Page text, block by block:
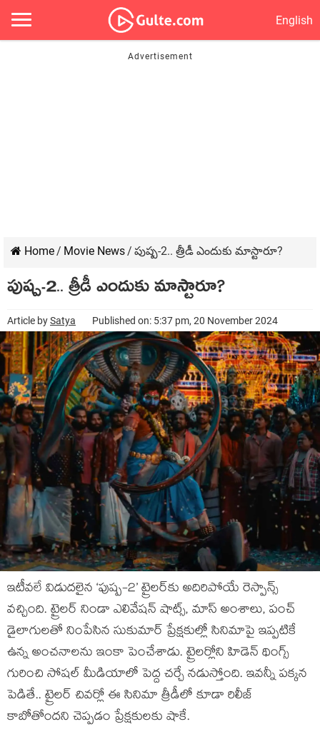
English
Home/ Movie News/ పుష్ప-2.. త్రీడీ ఎందుకు మాస్టారూ?
పుష్ప-2.. త్రీడీ ఎందుకు మాస్టారూ?
Article bySatya Published on: 5:37 pm, 20 November 2024
ఇటీవలే విడుదలైన ‘పుష్ప-2’ ట్రైలర్‌కు అదిరిపోయే రెస్పాన్స్
వచ్చింది. ట్రైలర్ నిండా ఎలివేషన్ షాట్స్, మాస్ అంశాలు, పంచ్
డైలాగులతో నింపేసిన సుకుమార్ ప్రేక్షకుల్లో సినిమాపై ఇప్పటికే
ఉన్న అంచనాలను ఇంకా పెంచేశాడు. ట్రైలర్లోని హిడెన్ థింగ్స్
గురించి సోషల్ మీడియాలో పెద్ద చర్చే నడుస్తోంది. ఇవన్నీ పక్కన
పెడితే.. ట్రైలర్ చివర్లో ఈ సినిమా త్రీడీలో కూడా రిలీజ్
కాబోతోందని చెప్పడం ప్రేక్షకులకు షాకే.